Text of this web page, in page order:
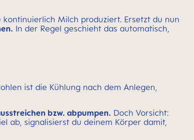
Milch produziert. Ersetzt du nun
In der Regel geschieht das automatisch,
ist die Kühlung nach dem Anlegen,
bzw. abpumpen. Doch Vorsicht:
ab, signalisierst du deinem Körper damit,